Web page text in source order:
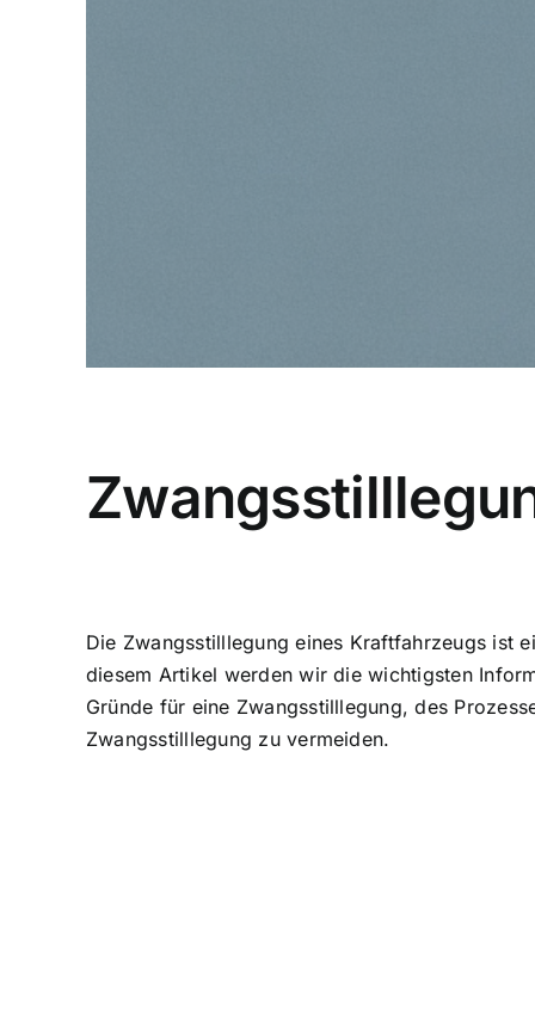
Die Zwangsstilllegung eines Kraftfahrzeugs ist
diesem Artikel werden wir die wichtigsten
Gründe für eine Zwangsstilllegung, des
Zwangsstilllegung zu vermeiden.